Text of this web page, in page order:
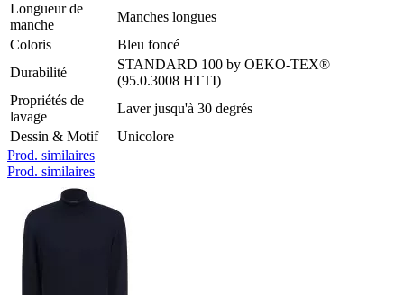
Longueur de
manche
Manches longues
Coloris
Bleu foncé
Durabilité
STANDARD 100 by OEKO-TEX®
(95.0.3008 HTTI)
Propriétés de
lavage
Laver jusqu'à 30 degrés
Dessin & Motif
Unicolore
Prod. similaires
Prod. similaires